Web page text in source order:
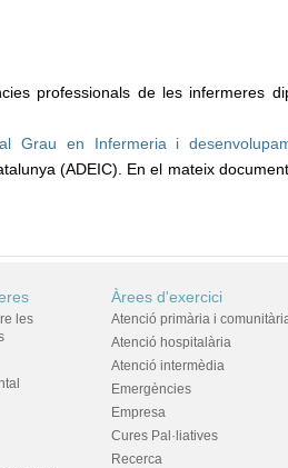
professionals de les infermeres
Grau en Infermeria i
(ADEIC). En el mateix
les
Àrees d'exercici
Atenció primària i
Atenció hospitalària
Atenció intermèdia
Emergències
Empresa
Cures Pal·liatives
Recerca